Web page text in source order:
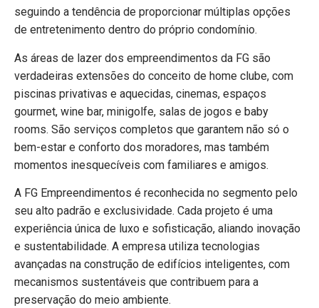
seguindo a tendência de proporcionar múltiplas opções
de entretenimento dentro do próprio condomínio.
As áreas de lazer dos empreendimentos da FG são
verdadeiras extensões do conceito de home clube, com
piscinas privativas e aquecidas, cinemas, espaços
gourmet, wine bar, minigolfe, salas de jogos e baby
rooms. São serviços completos que garantem não só o
bem-estar e conforto dos moradores, mas também
momentos inesquecíveis com familiares e amigos.
A FG Empreendimentos é reconhecida no segmento pelo
seu alto padrão e exclusividade. Cada projeto é uma
experiência única de luxo e sofisticação, aliando inovação
e sustentabilidade. A empresa utiliza tecnologias
avançadas na construção de edifícios inteligentes, com
mecanismos sustentáveis que contribuem para a
preservação do meio ambiente.